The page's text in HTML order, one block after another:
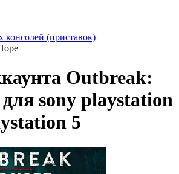
(приставок)
Outbreak:
sony playstation
5